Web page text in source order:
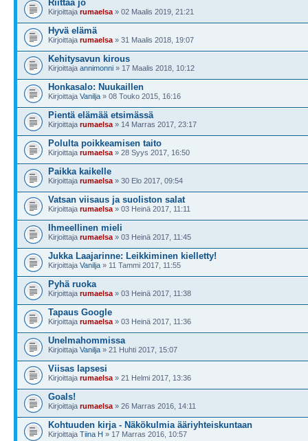
Riittää jo
Kirjoittaja rumaelsa » 02 Maalis 2019, 21:21
Hyvä elämä
Kirjoittaja rumaelsa » 31 Maalis 2018, 19:07
Kehitysavun kirous
Kirjoittaja annimonni » 17 Maalis 2018, 10:12
Honkasalo: Nuukaillen
Kirjoittaja Vanilja » 08 Touko 2015, 16:16
Pientä elämää etsimässä
Kirjoittaja rumaelsa » 14 Marras 2017, 23:17
Polulta poikkeamisen taito
Kirjoittaja rumaelsa » 28 Syys 2017, 16:50
Paikka kaikelle
Kirjoittaja rumaelsa » 30 Elo 2017, 09:54
Vatsan viisaus ja suoliston salat
Kirjoittaja rumaelsa » 03 Heinä 2017, 11:11
Ihmeellinen mieli
Kirjoittaja rumaelsa » 03 Heinä 2017, 11:45
Jukka Laajarinne: Leikkiminen kielletty!
Kirjoittaja Vanilja » 11 Tammi 2017, 11:55
Pyhä ruoka
Kirjoittaja rumaelsa » 03 Heinä 2017, 11:38
Tapaus Google
Kirjoittaja rumaelsa » 03 Heinä 2017, 11:36
Unelmahommissa
Kirjoittaja Vanilja » 21 Huhti 2017, 15:07
Viisas lapsesi
Kirjoittaja rumaelsa » 21 Helmi 2017, 13:36
Goals!
Kirjoittaja rumaelsa » 26 Marras 2016, 14:11
Kohtuuden kirja - Näkökulmia ääriyhteiskuntaan
Kirjoittaja Tiina H » 17 Marras 2016, 10:57